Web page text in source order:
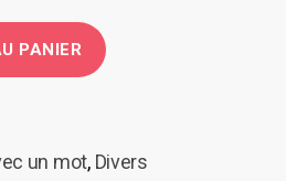
PANIER
un mot, Divers